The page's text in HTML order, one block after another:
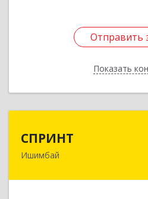
Отправить
Показать
Отправить
Назад
СПРИНТ
Ишимбай
453201, Башкортостан